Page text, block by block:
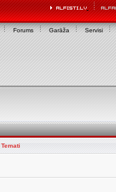
Forums Garāža Servisi
Temati